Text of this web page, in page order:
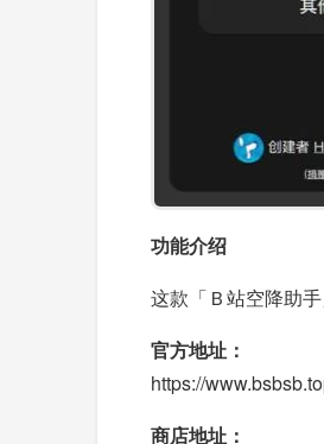
功能介绍
这款「Ｂ站空降助
官方地址：
https://
商店地址：